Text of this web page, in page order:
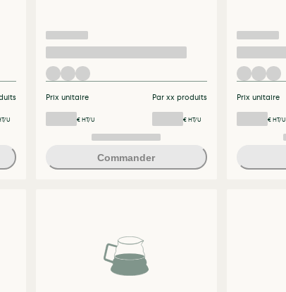
U
Prix unitaire
€ HT/U
Par xx produits
€ HT/U
Commander
Prix unitaire
€ HT/U